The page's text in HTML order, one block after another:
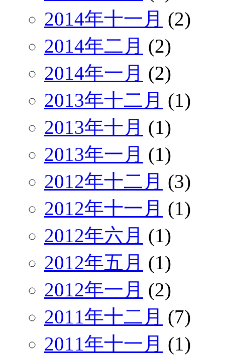
2014年十一月 (2)
2014年二月 (2)
2014年一月 (2)
2013年十二月 (1)
2013年十月 (1)
2013年一月 (1)
2012年十二月 (3)
2012年十一月 (1)
2012年六月 (1)
2012年五月 (1)
2012年一月 (2)
2011年十二月 (7)
2011年十一月 (1)